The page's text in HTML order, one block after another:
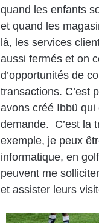
quand les enfants
et quand les
là, les services
aussi fermés et on
d’opportunités de
transactions. C’est
avons créé Ibbü
demande. C’est la
exemple, je peux
informatique, en
peuvent me
et assister leurs